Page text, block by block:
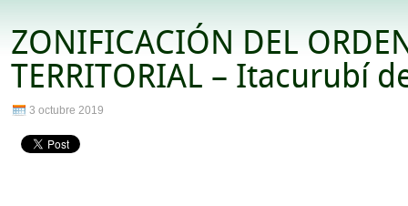
ZONIFICACIÓN DEL
TERRITORIAL – Itacurubí
3 octubre 2019